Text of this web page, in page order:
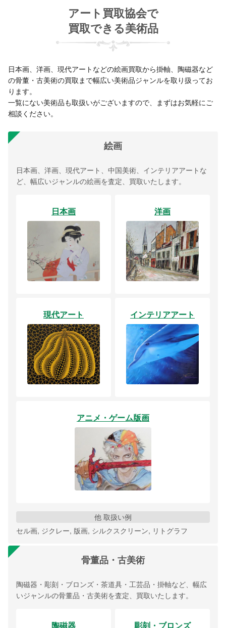
アート買取協会で
買取できる美術品
日本画、洋画、現代アートなどの絵画買取から掛軸、陶磁器など
の骨董・古美術の買取まで幅広い美術品ジャンルを取り扱ってお
ります。
一覧にない美術品も取扱いがございますので、まずはお気軽にご
相談ください。
絵画
日本画、洋画、現代アート、中国美術、インテリアアートな
ど、幅広いジャンルの絵画を査定、買取いたします。
日本画 洋画
現代アート インテリアアート
アニメ・ゲーム版画
他 取扱い例
セル画, ジクレー, 版画, シルクスクリーン, リトグラフ
骨董品・古美術
陶磁器・彫刻・ブロンズ・茶道具・工芸品・掛軸など、幅広
いジャンルの骨董品・古美術を査定、買取いたします。
陶磁器 彫刻・ブロンズ